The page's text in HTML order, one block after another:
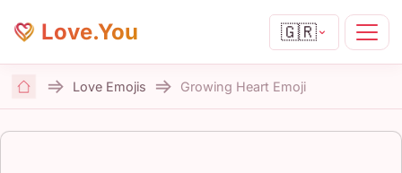
Love.You 🇬🇷
Home
Love Emojis Growing Heart Emoji